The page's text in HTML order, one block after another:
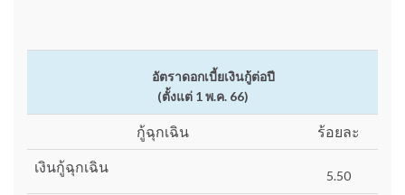
อัตราดอกเบี้ยเงินกู้ต่อปี
(ตั้งแต่ 1 พ.ค. 66)
กู้ฉุกเฉิน ร้อยละ
เงินกู้ฉุกเฉิน
5.50